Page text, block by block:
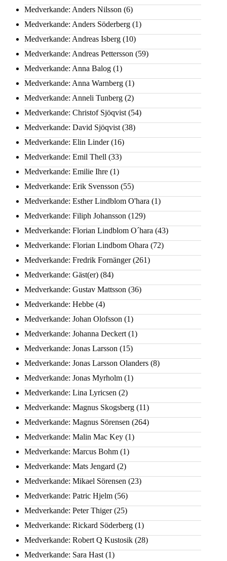
Medverkande: Anders Nilsson (6)
Medverkande: Anders Söderberg (1)
Medverkande: Andreas Isberg (10)
Medverkande: Andreas Pettersson (59)
Medverkande: Anna Balog (1)
Medverkande: Anna Warnberg (1)
Medverkande: Anneli Tunberg (2)
Medverkande: Christof Sjöqvist (54)
Medverkande: David Sjöqvist (38)
Medverkande: Elin Linder(16)
Medverkande: Emil Thell (33)
Medverkande: Emilie Ihre (1)
Medverkande: Erik Svensson (55)
Medverkande: Esther Lindblom O'hara (1)
Medverkande: Filiph Johansson (129)
Medverkande: Florian Lindblom O´hara (43)
Medverkande: Florian Lindbom Ohara (72)
Medverkande: Fredrik Fornänger(261)
Medverkande: Gäst(er) (84)
Medverkande: Gustav Mattsson (36)
Medverkande: Hebbe (4)
Medverkande: Johan Olofsson (1)
Medverkande: Johanna Deckert (1)
Medverkande: Jonas Larsson (15)
Medverkande: Jonas Larsson Olanders (8)
Medverkande: Jonas Myrholm (1)
Medverkande: Lina Lyricsen (2)
Medverkande: Magnus Skogsberg (11)
Medverkande: Magnus Sörensen (264)
Medverkande: Malin Mac Key (1)
Medverkande: Marcus Bohm (1)
Medverkande: Mats Jengard (2)
Medverkande: Mikael Sörensen (23)
Medverkande: Patric Hjelm (56)
Medverkande: Peter Thiger(25)
Medverkande: Rickard Söderberg (1)
Medverkande: Robert Q Kustosik (28)
Medverkande: Sara Hast (1)